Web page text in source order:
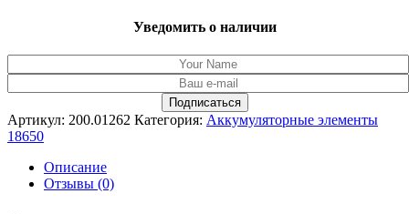
Уведомить о наличии
Артикул: 200.01262 Категория: Аккумуляторные элементы
18650
Описание
Отзывы (0)